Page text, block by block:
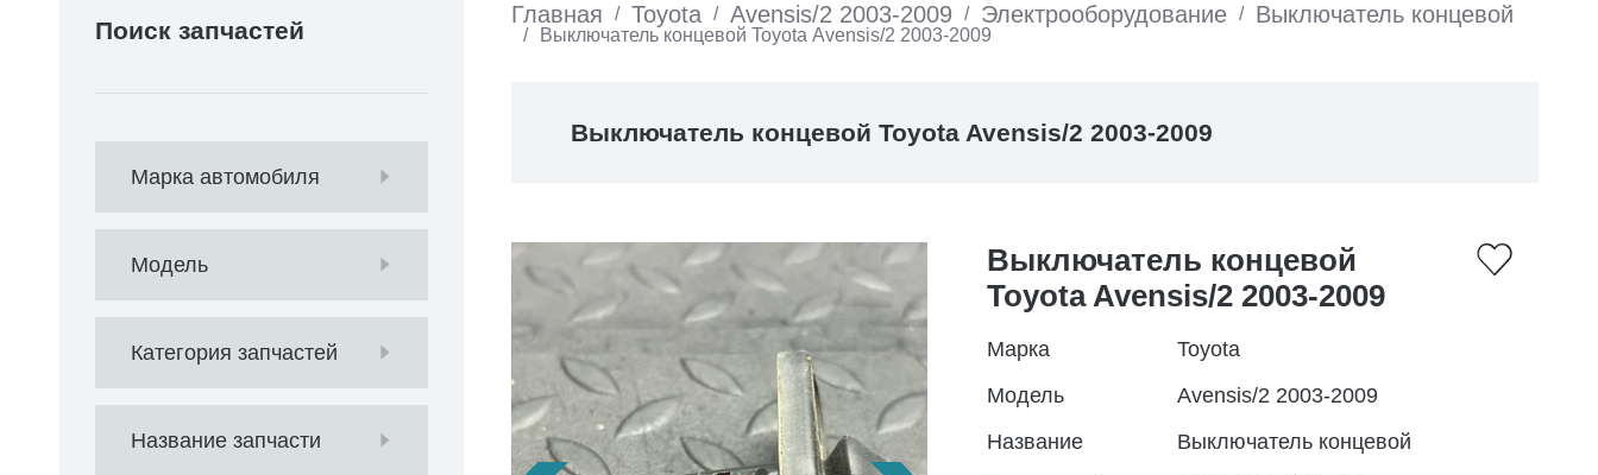
Поиск запчастей
Марка автомобиля
Модель
Категория запчастей
Название запчасти
Главная / Toyota / Avensis/2 2003-2009 / Электрооборудование / Выключатель концевой
/ Выключатель концевой Toyota Avensis/2 2003-2009
Выключатель концевой Toyota Avensis/2 2003-2009
Выключатель концевой
Toyota Avensis/2 2003-2009
Марка
Toyota
Модель
Avensis/2 2003-2009
Название
Выключатель концевой